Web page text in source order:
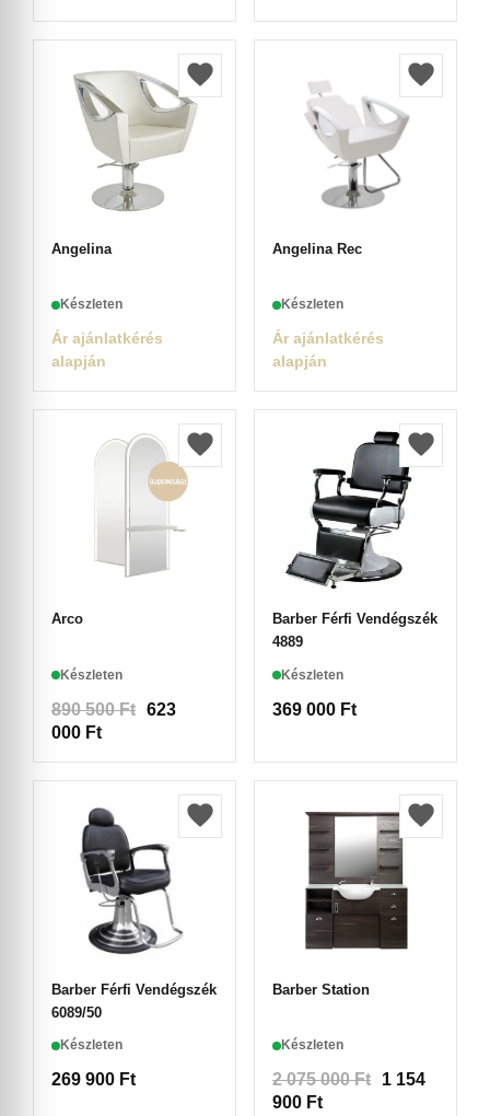
Angelina
Készleten
Ár ajánlatkérés
alapján
Angelina Rec
Készleten
Ár ajánlatkérés
alapján
Arco
Készleten
890 500Ft 623
000 Ft
Barber Férfi Vendégszék
4889
Készleten
369 000 Ft
Barber Férfi Vendégszék
6089/50
Készleten
269 900 Ft
Barber Station
Készleten
2 075 000Ft
1 154
900 Ft